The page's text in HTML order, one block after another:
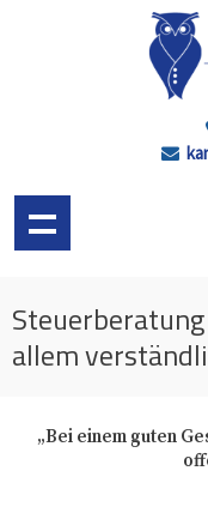
allem
Bei einem guten